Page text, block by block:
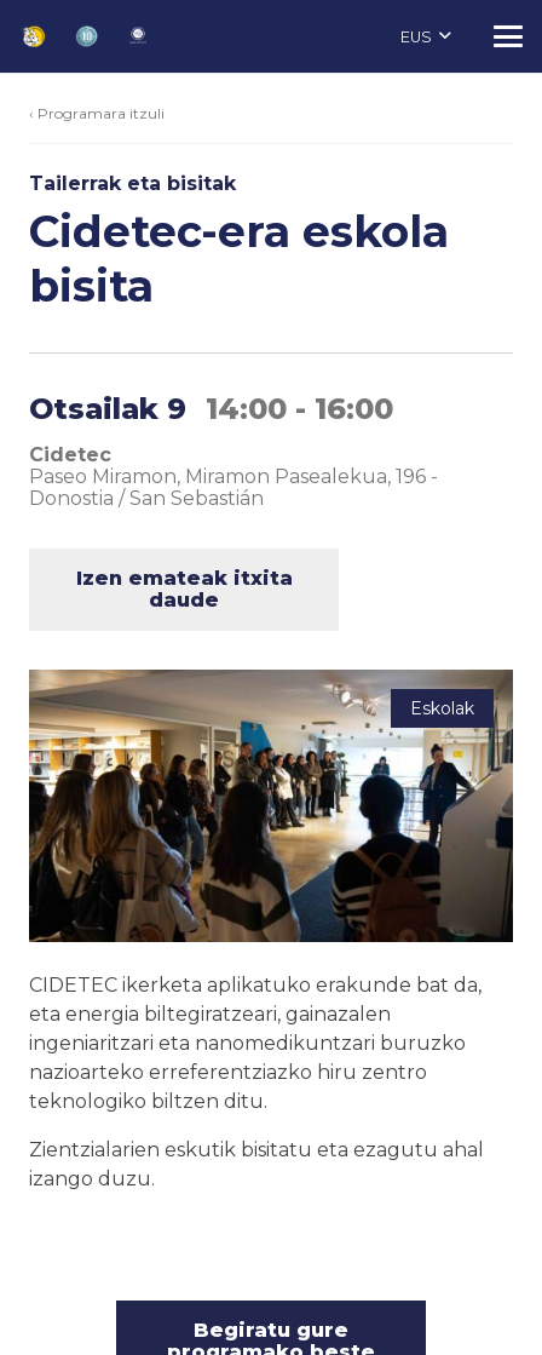
EUS
‹ Programara itzuli
Tailerrak eta bisitak
Cidetec-era eskola
bisita
Otsailak 9 14:00 - 16:00
Cidetec
Paseo Miramon, Miramon Pasealekua, 196 -
Donostia / San Sebastián
Izen emateak itxita
daude
Eskolak
CIDETEC ikerketa aplikatuko erakunde bat da,
eta energia biltegiratzeari, gainazalen
ingeniaritzari eta nanomedikuntzari buruzko
nazioarteko erreferentziazko hiru zentro
teknologiko biltzen ditu.
Zientzialarien eskutik bisitatu eta ezagutu ahal
izango duzu.
Begiratu gure